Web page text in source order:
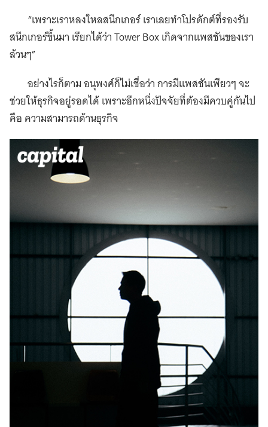
“เพราะเราหลงใหลสนีกเกอร์ เราเลยทำโปรดักต์ที่รองรับ
สนีกเกอร์ขึ้นมา เรียกได้ว่า Tower Box เกิดจากแพสชันของเรา
ล้วนๆ”
อย่างไรก็ตาม อนุพงศ์ก็ไม่เชื่อว่า การมีแพสชันเพียวๆ จะ
ช่วยให้ธุรกิจอยู่รอดได้ เพราะอีกหนึ่งปัจจัยที่ต้องมีควบคู่กันไป
คือ ความสามารถด้านธุรกิจ